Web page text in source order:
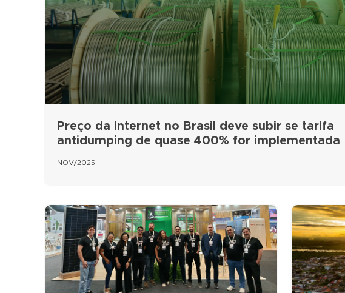
Preço da internet no Brasil deve subir se tarifa
antidumping de quase 400% for implementada
NOV/2025